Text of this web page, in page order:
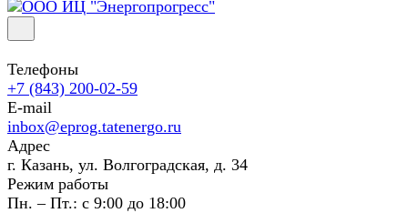
Телефоны
+7 (843) 200-02-59
E-mail
inbox@eprog.tatenergo.ru
Адрес
г. Казань, ул. Волгоградская, д. 34
Режим работы
Пн. – Пт.: с 9:00 до 18:00